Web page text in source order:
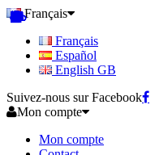
Français
Français
Español
English GB
Suivez-nous sur Facebook
Mon compte
Mon compte